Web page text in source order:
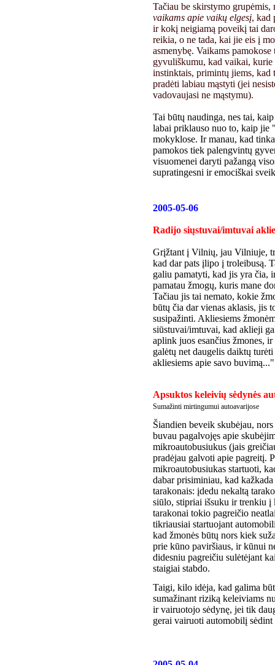
Tačiau be skirstymo
vaikams apie vaikų elgesį, kad
ir kokį neigiamą poveikį tai
reikia, o ne tada, kai jie eis į
asmenybę. Vaikams
gyvuliškumu, kad vaikai,
instinktais, primintų jiems,
pradėti labiau mąstyti (jei
vadovaujasi ne mąstymu).
Tai būtų naudinga, nes tai,
labai priklauso nuo to, kaip jie
mokyklose. Ir manau, kad
pamokos tiek palengvintų
visuomenei daryti pažangą
supratingesni ir emociškai
2005-05-06
Radijo siųstuvai/imtuvai
Grįžtant į Vilnių, jau Vilniuje,
kad dar pats įlipo į troleibusą.
galiu pamatyti, kad jis yra čia,
pamatau žmogų, kuris mane
Tačiau jis tai nemato, kokie
būtų čia dar vienas aklasis, jis
susipažinti. Akliesiems
siūstuvai/imtuvai, kad aklieji
aplink juos esančius žmones,
galėtų net daugelis daiktų
akliesiems apie savo buvimą..."
Apsuktos keleivių sėdynės
Sumažinti mirtingumui autoavarijose
Šiandien beveik skubėjau,
buvau pagalvojęs apie
mikroautobusiukus (jais
pradėjau galvoti apie pagreitį.
mikroautobusiukas startuoti,
dabar prisiminiau, kad
tarakonais: įdedu nekaltą
siūlo, stipriai išsuku ir trenkiu į
tarakonai tokio pagreičio
tikriausiai startuojant
kad žmonės būtų nors kiek
prie kūno paviršiaus, ir kūnui
didesniu pagreičiu sulėtėjant
staigiai stabdo.
Taigi, kilo idėja, kad galima
sumažinant riziką keleiviams
ir vairuotojo sėdynę, jei tik
gerai vairuoti automobilį sėdint